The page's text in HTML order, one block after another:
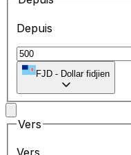
Depuis
FJD - Dollar fidjien
Vers